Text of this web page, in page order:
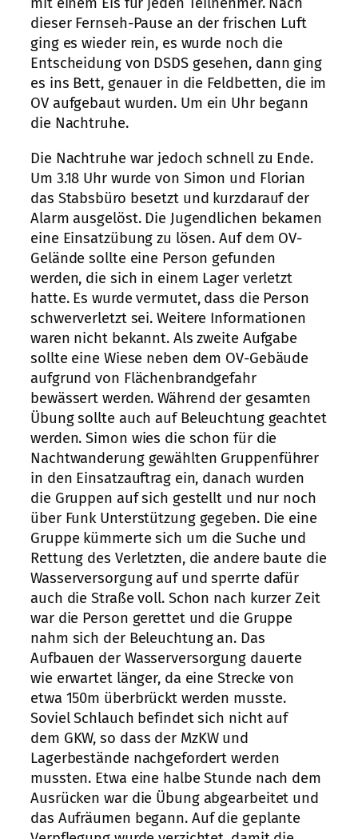
dieser Fernseh-Pause an der frischen Luft
ging es wieder rein, es wurde noch die
Entscheidung von DSDS gesehen, dann ging
es ins Bett, genauer in die Feldbetten, die im
OV aufgebaut wurden. Um ein Uhr begann
die Nachtruhe.
Die Nachtruhe war jedoch schnell zu Ende.
Um 3.18 Uhr wurde von Simon und Florian
das Stabsbüro besetzt und kurzdarauf der
Alarm ausgelöst. Die Jugendlichen bekamen
eine Einsatzübung zu lösen. Auf dem OV-
Gelände sollte eine Person gefunden
werden, die sich in einem Lager verletzt
hatte. Es wurde vermutet, dass die Person
schwerverletzt sei. Weitere Informationen
waren nicht bekannt. Als zweite Aufgabe
sollte eine Wiese neben dem OV-Gebäude
aufgrund von Flächenbrandgefahr
bewässert werden. Während der gesamten
Übung sollte auch auf Beleuchtung geachtet
werden. Simon wies die schon für die
Nachtwanderung gewählten Gruppenführer
in den Einsatzauftrag ein, danach wurden
die Gruppen auf sich gestellt und nur noch
über Funk Unterstützung gegeben. Die eine
Gruppe kümmerte sich um die Suche und
Rettung des Verletzten, die andere baute die
Wasserversorgung auf und sperrte dafür
auch die Straße voll. Schon nach kurzer Zeit
war die Person gerettet und die Gruppe
nahm sich der Beleuchtung an. Das
Aufbauen der Wasserversorgung dauerte
wie erwartet länger, da eine Strecke von
etwa 150m überbrückt werden musste.
Soviel Schlauch befindet sich nicht auf
dem GKW, so dass der MzKW und
Lagerbestände nachgefordert werden
mussten. Etwa eine halbe Stunde nach dem
Ausrücken war die Übung abgearbeitet und
das Aufräumen begann. Auf die geplante